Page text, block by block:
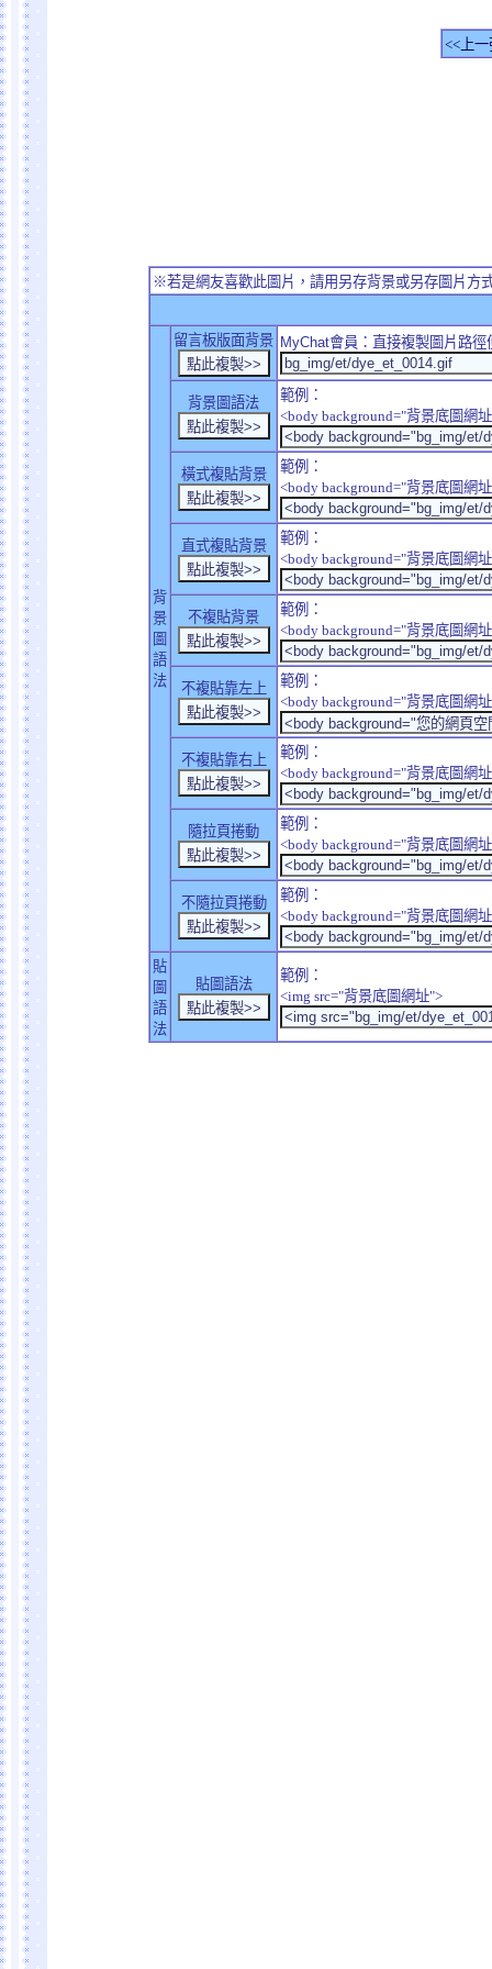
<<上一
※若是網友喜歡此圖片，請用另存背景或另存圖片方
背
景
圖
語
法
留言板版面背景 MyChat會員：直接複製圖片路
背景圖語法
範例：
<body background="背景底圖網
橫式複貼背景
範例：
<body background="背景底圖網
直式複貼背景
範例：
<body background="背景底圖網
不複貼背景
範例：
<body background="背景底圖網
不複貼靠左上
範例：
<body background="背景底圖網
不複貼靠右上
範例：
<body background="背景底圖網
隨拉頁捲動
範例：
<body background="背景底圖網
不隨拉頁捲動
範例：
<body background="背景底圖網
貼
圖
語
法
貼圖語法
範例：
<img src="背景底圖網址">